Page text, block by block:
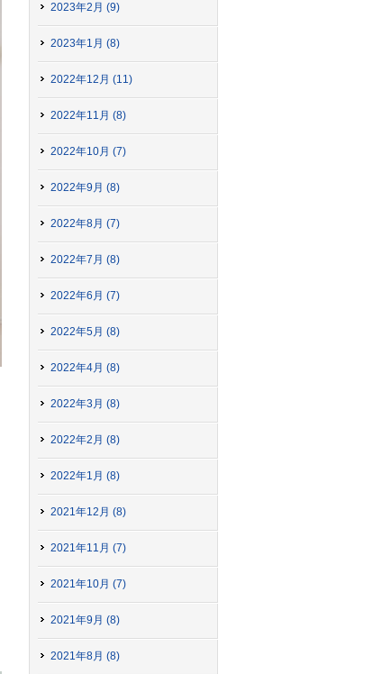
2023年2月 (9)
2023年1月 (8)
2022年12月 (11)
2022年11月 (8)
2022年10月 (7)
2022年9月 (8)
2022年8月 (7)
2022年7月 (8)
2022年6月 (7)
2022年5月 (8)
2022年4月 (8)
2022年3月 (8)
2022年2月 (8)
2022年1月 (8)
2021年12月 (8)
2021年11月 (7)
2021年10月 (7)
2021年9月 (8)
2021年8月 (8)